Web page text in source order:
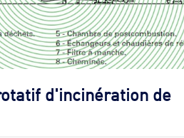
d'incinération de